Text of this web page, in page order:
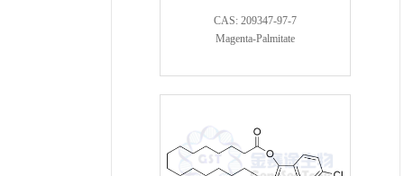
CAS: 209347-97-7
Magenta-Palmitate